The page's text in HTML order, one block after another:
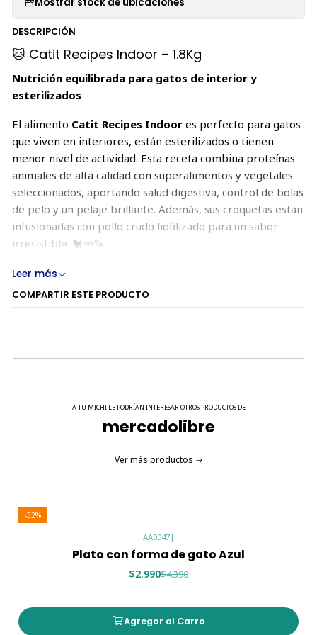
DESCRIPCIÓN
🐱 Catit Recipes Indoor – 1.8Kg
Nutrición equilibrada para gatos de interior y
esterilizados
El alimento Catit Recipes Indoores perfecto para gatos
que viven en interiores, están esterilizados o tienen
menor nivel de actividad. Esta receta combina proteínas
animales de alta calidad con superalimentos y vegetales
seleccionados, aportando salud digestiva, control de bolas
de pelo y un pelaje brillante. Además, sus croquetas están
infusionadas con pollo crudo liofilizado para un sabor
irresistible. 🐔🥕🍠
🥇 Beneficios clave
🐓Alta en proteína animal: Ayuda a mantener una
nutrición.
Ingredientes naturales y locales: Sin colorantes
ni saborizantes artificiales.
superalimentos funcionales.
🧬 Composición garantizada
Componente
Valor
Fibra Bruta
5%
Humedad
10%
Leer más
COMPARTIR ESTE PRODUCTO
A TU MICHI LE PODRÍAN INTERESAR OTROS PRODUCTOS DE
mercadolibre
Ver más productos
-32%
AA0047|
Plato con forma de gato Azul
$2.990$4.390
Agregar al Carro